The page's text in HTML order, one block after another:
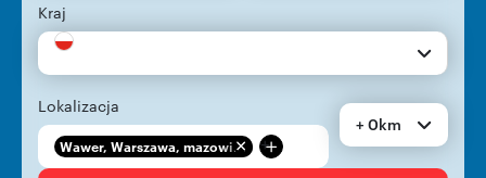
Kraj
Lokalizacja
Wawer, Warszawa, mazowi... +
+ 0km